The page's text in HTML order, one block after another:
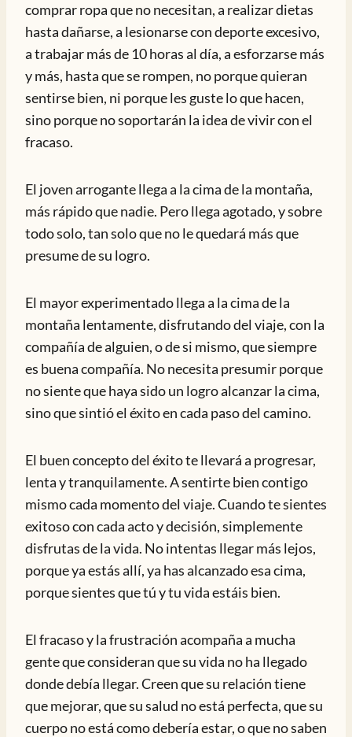
comprar ropa que no necesitan, a realizar dietas
hasta dañarse, a lesionarse con deporte excesivo,
a trabajar más de 10 horas al día, a esforzarse más
y más, hasta que se rompen, no porque quieran
sentirse bien, ni porque les guste lo que hacen,
sino porque no soportarán la idea de vivir con el
fracaso.
El joven arrogante llega a la cima de la montaña,
más rápido que nadie. Pero llega agotado, y sobre
todo solo, tan solo que no le quedará más que
presume de su logro.
El mayor experimentado llega a la cima de la
montaña lentamente, disfrutando del viaje, con la
compañía de alguien, o de si mismo, que siempre
es buena compañía. No necesita presumir porque
no siente que haya sido un logro alcanzar la cima,
sino que sintió el éxito en cada paso del camino.
El buen concepto del éxito te llevará a progresar,
lenta y tranquilamente. A sentirte bien contigo
mismo cada momento del viaje. Cuando te sientes
exitoso con cada acto y decisión, simplemente
disfrutas de la vida. No intentas llegar más lejos,
porque ya estás allí, ya has alcanzado esa cima,
porque sientes que tú y tu vida estáis bien.
El fracaso y la frustración acompaña a mucha
gente que consideran que su vida no ha llegado
donde debía llegar. Creen que su relación tiene
que mejorar, que su salud no está perfecta, que su
cuerpo no está como debería estar, o que no saben